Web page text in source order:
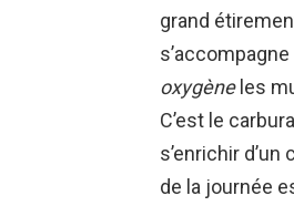
grand
oxygèneles
C’est le
s’enrichir
de la journée